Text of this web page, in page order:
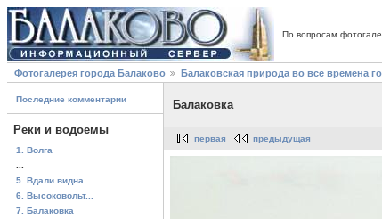
По вопросам
Фотогалерея города Балаково Балаковская природа во все времена
Последние комментарии
Реки и водоемы
1. Волга
5. Вдали видна...
6. Высоковольт...
7. Балаковка
Балаковка
первая предыдущая